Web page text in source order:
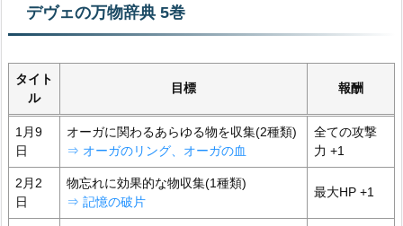
デヴェの万物辞典 5巻
タイト
ル
目標 報酬
1月9
日
オーガに関わるあらゆる物を収集(2種類)
⇒ オーガのリング、オーガの血
全ての攻撃
力 +1
2月2
日
物忘れに効果的な物収集(1種類)
⇒ 記憶の破片
最大HP +1